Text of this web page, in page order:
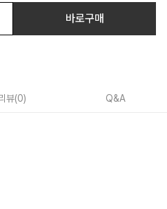
바로구매
뷰(0) Q&A